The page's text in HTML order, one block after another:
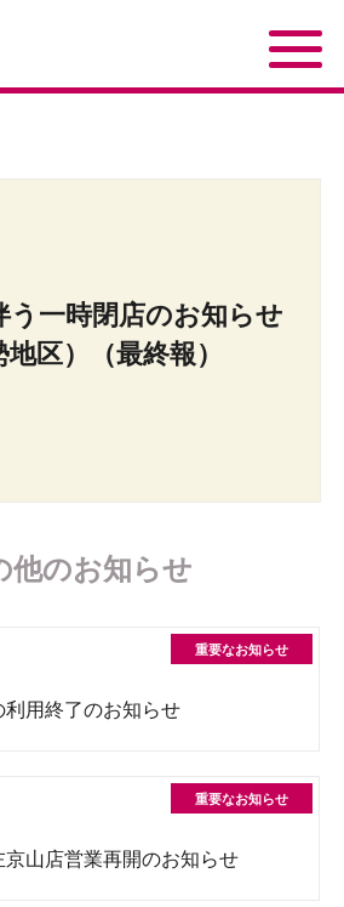
う一時閉店のお知らせ
地区）（最終報）
他のお知らせ
用終了のお知らせ
京山店営業再開のお知らせ